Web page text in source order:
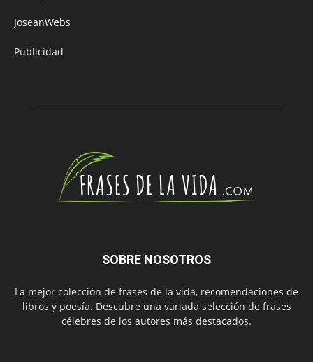
JoseanWebs
Publicidad
SOBRE NOSOTROS
La mejor colección de frases de la vida, recomendaciones de
libros y poesía. Descubre una variada selección de frases
célebres de los autores más destacados.